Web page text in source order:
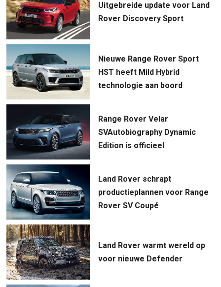
Uitgebreide update voor Land
Rover Discovery Sport
Nieuwe Range Rover Sport
HST heeft Mild Hybrid
technologie aan boord
Range Rover Velar
SVAutobiography Dynamic
Edition is officieel
Land Rover schrapt
productieplannen voor Range
Rover SV Coupé
Land Rover warmt wereld op
voor nieuwe Defender